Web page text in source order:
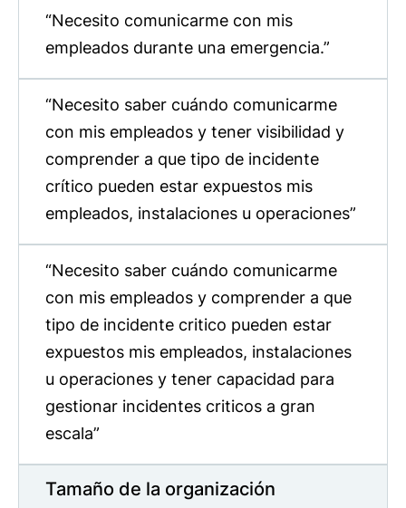
“Necesito comunicarme con mis
empleados durante una emergencia.”
“Necesito saber cuándo comunicarme
con mis empleados y tener visibilidad y
comprender a que tipo de incidente
crítico pueden estar expuestos mis
empleados, instalaciones u operaciones”
“Necesito saber cuándo comunicarme
con mis empleados y comprender a que
tipo de incidente critico pueden estar
expuestos mis empleados, instalaciones
u operaciones y tener capacidad para
gestionar incidentes criticos a gran
escala”
Tamaño de la organización